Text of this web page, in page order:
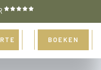
BOEKEN